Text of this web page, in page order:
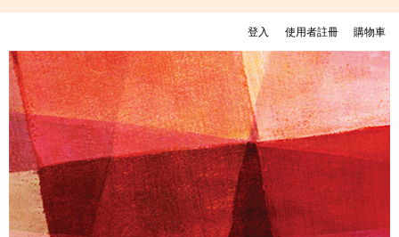
購物車
使用者註冊
登入